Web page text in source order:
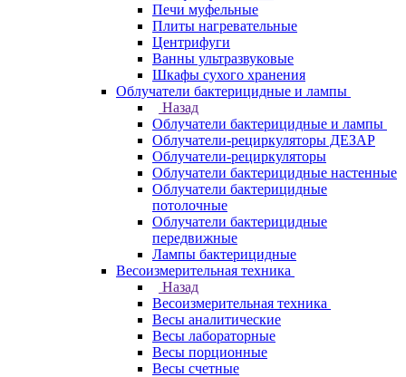
Печи муфельные
Плиты нагревательные
Центрифуги
Ванны ультразвуковые
Шкафы сухого хранения
Облучатели бактерицидные и лампы
Назад
Облучатели бактерицидные и лампы
Облучатели-рециркуляторы ДЕЗАР
Облучатели-рециркуляторы
Облучатели бактерицидные настенные
Облучатели бактерицидные
потолочные
Облучатели бактерицидные
передвижные
Лампы бактерицидные
Весоизмерительная техника
Назад
Весоизмерительная техника
Весы аналитические
Весы лабораторные
Весы порционные
Весы счетные